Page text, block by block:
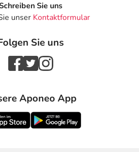
Sie uns
unser Kontaktformular
Sie uns
Aponeo App